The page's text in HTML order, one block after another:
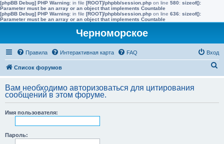
[phpBB Debug] PHP Warning: in file [ROOT]/phpbb/session.php on line 580: sizeof():
Parameter must be an array or an object that implements Countable
[phpBB Debug] PHP Warning: in file [ROOT]/phpbb/session.php on line 636: sizeof():
Parameter must be an array or an object that implements Countable
Черноморское
Правила Интерактивная карта FAQ Вход
Список форумов
с
Вам необходимо авторизоваться для цитирования
сообщений в этом форуме.
Имя пользователя:
Пароль: